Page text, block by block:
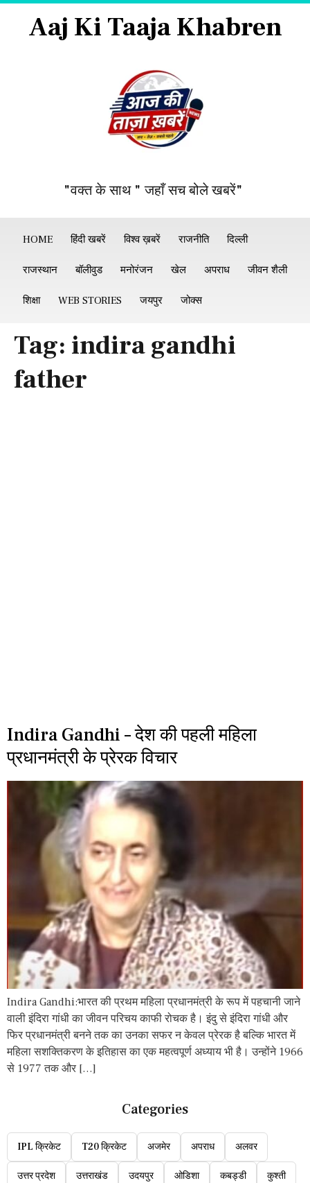
Aaj Ki Taaja Khabren
"वक्त के साथ " जहाँ सच बोले खबरें"
HOME हिंदी खबरें विश्व ख़बरें राजनीति दिल्ली
राजस्थान बॉलीवुड मनोरंजन खेल अपराध जीवन शैली
शिक्षा WEB STORIES जयपुर जोक्स
Tag: indira gandhi
father
Indira Gandhi – देश की पहली महिला
प्रधानमंत्री के प्रेरक विचार
Indira Gandhi:भारत की प्रथम महिला प्रधानमंत्री के रूप में पहचानी जाने
वाली इंदिरा गांधी का जीवन परिचय काफी रोचक है। इंदु से इंदिरा गांधी और
फिर प्रधानमंत्री बनने तक का उनका सफर न केवल प्रेरक है बल्कि भारत में
महिला सशक्तिकरण के इतिहास का एक महत्वपूर्ण अध्याय भी है। उन्होंने 1966
से 1977 तक और […]
Categories
IPL क्रिकेट T20 क्रिकेट अजमेर अपराध अलवर
उत्तर प्रदेश उत्तराखंड उदयपुर ओडिशा कबड्डी कुश्ती